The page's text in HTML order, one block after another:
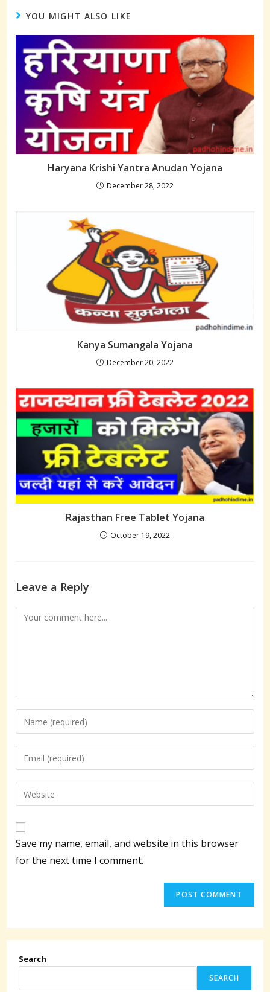
YOU MIGHT ALSO LIKE
Haryana Krishi Yantra Anudan Yojana
December 28, 2022
Kanya Sumangala Yojana
December 20, 2022
Rajasthan Free Tablet Yojana
October 19, 2022
Leave a Reply
Comment
Enter
your
name
to
comment
Enter
your
email
address
Enter
your
URL
(optional)
Save my name, email, and website in this browser
for the next time I comment.
Search
SEARCH